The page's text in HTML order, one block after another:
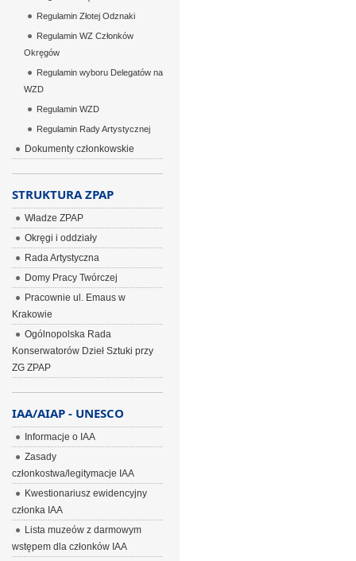
Regulamin Złotej Odznaki
Regulamin WZ Członków
Okręgów
Regulamin wyboru Delegatów na
WZD
Regulamin WZD
Regulamin Rady Artystycznej
Dokumenty członkowskie
STRUKTURA ZPAP
Władze ZPAP
Okręgi i oddziały
Rada Artystyczna
Domy Pracy Twórczej
Pracownie ul. Emaus w
Krakowie
Ogólnopolska Rada
Konserwatorów Dzieł Sztuki przy
ZG ZPAP
IAA/AIAP - UNESCO
Informacje o IAA
Zasady
członkostwa/legitymacje IAA
Kwestionariusz ewidencyjny
członka IAA
Lista muzeów z darmowym
wstępem dla członków IAA